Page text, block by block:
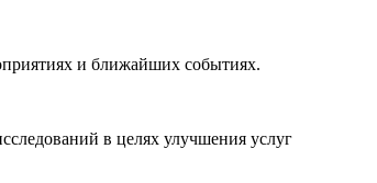
и ближайших событиях.
в целях улучшения услуг